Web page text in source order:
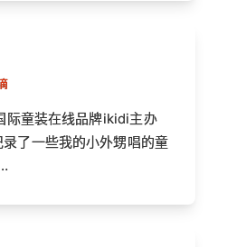
际童装在线品牌ikidi主办
了一些我的小外甥唱的童